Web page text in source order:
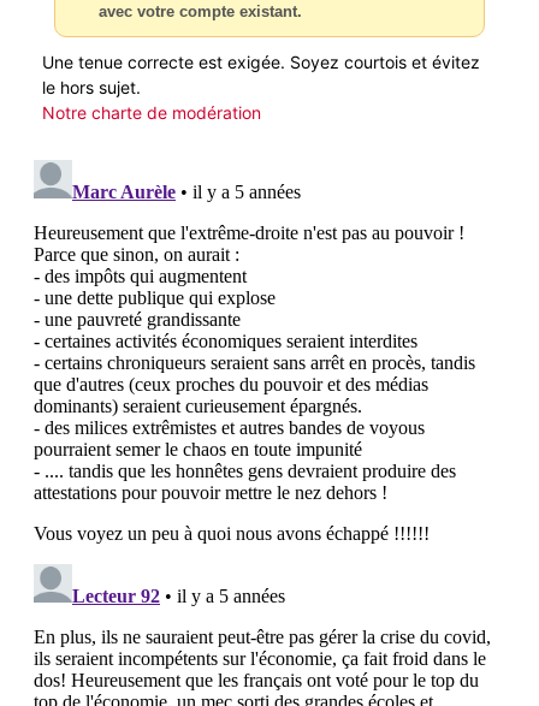
avec votre compte existant.
Une tenue correcte est exigée. Soyez courtois et évitez
le hors sujet.
Notre charte de modération